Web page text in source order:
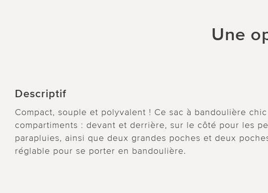
Une
Descriptif
Compact, souple et polyvalent ! Ce sac à bandoulière
compartiments : devant et derrière, sur le côté pour les
parapluies, ainsi que deux grandes poches et deux
réglable pour se porter en bandoulière.